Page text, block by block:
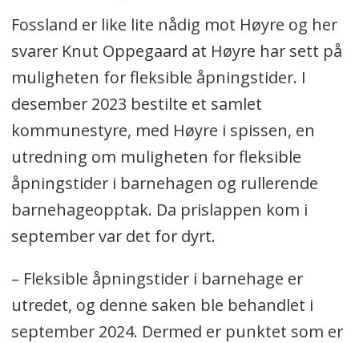
Fossland er like lite nådig mot Høyre og her
svarer Knut Oppegaard at Høyre har sett på
muligheten for fleksible åpningstider. I
desember 2023 bestilte et samlet
kommunestyre, med Høyre i spissen, en
utredning om muligheten for fleksible
åpningstider i barnehagen og rullerende
barnehageopptak. Da prislappen kom i
september var det for dyrt.
– Fleksible åpningstider i barnehage er
utredet, og denne saken ble behandlet i
september 2024. Dermed er punktet som er